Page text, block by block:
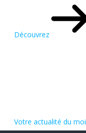
Découvrez
Votre actualité du